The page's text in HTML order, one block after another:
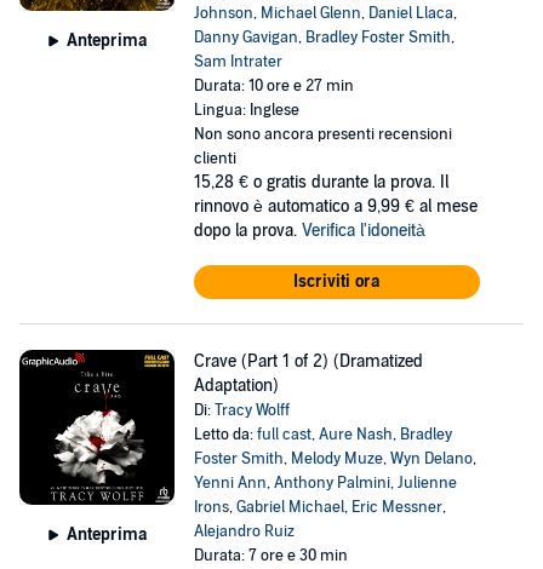
Anteprima
Johnson, Michael Glenn, Daniel Llaca,
Danny Gavigan, Bradley Foster Smith,
Sam Intrater
Durata: 10 ore e 27 min
Lingua: Inglese
Non sono ancora presenti recensioni
clienti
15,28 € o gratis durante la prova. Il
rinnovo è automatico a 9,99 € al mese
dopo la prova. Verifica l'idoneità
Iscriviti ora
Anteprima
Crave (Part 1 of 2) (Dramatized
Adaptation)
Di:Tracy Wolff
Letto da:full cast,Aure Nash, Bradley
Foster Smith, Melody Muze,Wyn Delano,
Yenni Ann,Anthony Palmini,Julienne
Irons,Gabriel Michael, Eric Messner,
Alejandro Ruiz
Durata: 7 ore e 30 min